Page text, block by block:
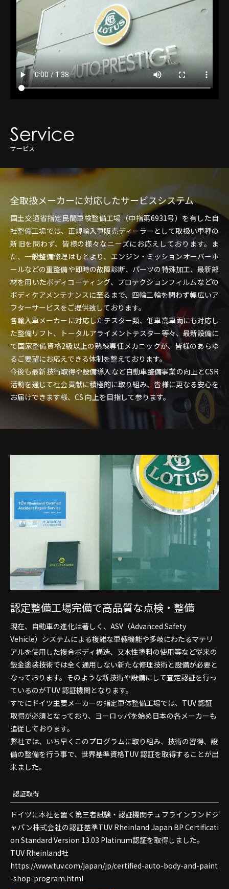
サービス
全取扱メーカーに対応したサービスシステム
国土交通省指定民間車検整備工場（中指第6931号）を有した自
社整備工場では、正規輸入車販売ディーラーとして取扱い車種の
新旧を問わず、皆様の様々なニーズにお応えしております。ま
た、一般整備修理はもとより、エンジン・ミッションオーバーホ
ールなどの重整備や即時の故障診断、パーツの特殊加工、最新部
材を用いたボディコーティング、プロテクションフィルムなどの
ボディケアメンテナンスに至るまで、四輪二輪を問わず幅広いア
フターサービスをご提供致しております。
各輸入車メーカーに対応したテスター類、低車高車両にも対応し
た整備リフト、トータルアライメントテスター等々、最新設備に
て国家整備資格2級以上の熟練専任メカニックが、皆様のあらゆ
るご要望にお応えできる体制を整えております。
今後も最新技術取得や設備導入など自動車整備事業の向上とCSR
活動を通じて社会貢献に積極的に取り組み、皆様に更なる安心を
お届けできます様、CS 向上を目指して参ります。
認定整備工場完備で高品質な点検・整備
現在、自動車の進化は著しく、ASV（Advanced Safety
Vehicle）システムによる複雑な車輛機能や多岐にわたるマテリ
アルを使用した複合ボディ構造、又水性塗料の使用等など従来の
鈑金塗装技術では全く通用しない新たな修理技術と設備が必要と
なっております。そのような新技術や設備にして査定認証を行っ
ているのがTUV 認証機関となります。
すでにドイツ主要メーカーの指定車体整備工場では、TUV 認証
取得が必須となっており、ヨーロッパを始め日本の各メーカーも
追従しております。
弊社では、いち早くこのプログラムに取り組み、技術の習得、設
備の整備を行う事で、世界基準資格TUV 認証を取得することが出
来ました。
認証取得
ドイツに本社を置く第三者試験・認証機関テュフラインランドジ
ャパン株式会社の認証基準TUV Rheinland Japan BP Certificati
on Standard Version 13.03 Platinum認証を取得しました。
TUV Rheinland社
https://www.tuv.com/japan/jp/certified-auto-body-and-paint
-shop-program.html